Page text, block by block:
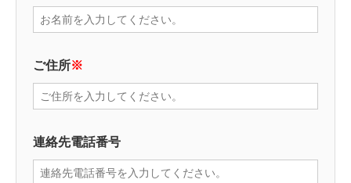
ご住所※
連絡先電話番号